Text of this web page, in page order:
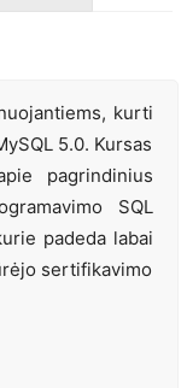
kurti
5.0. Kursas
pagrindinius
SQL
padeda labai
sertifikavimo